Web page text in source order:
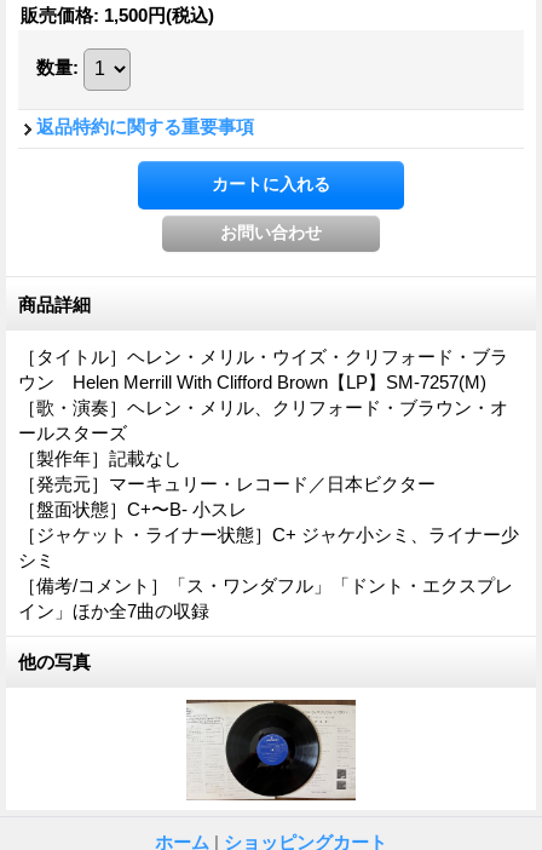
販売価格: 1,500円(税込)
数量:
返品特約に関する重要事項
商品詳細
［タイトル］ヘレン・メリル・ウイズ・クリフォード・ブラ
ウン Helen Merrill With Clifford Brown【LP】SM-7257(M)
［歌・演奏］ヘレン・メリル、クリフォード・ブラウン・オ
ールスターズ
［製作年］記載なし
［発売元］マーキュリー・レコード／日本ビクター
［盤面状態］C+〜B- 小スレ
［ジャケット・ライナー状態］C+ ジャケ小シミ、ライナー少
シミ
［備考/コメント］「ス・ワンダフル」「ドント・エクスプレ
イン」ほか全7曲の収録
他の写真
ホーム | ショッピングカート